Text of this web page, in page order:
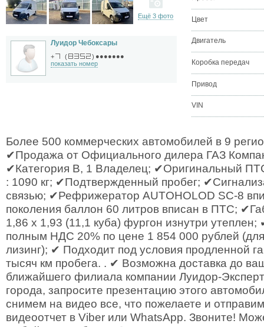
Ещё 3 фото
Луидор Чебоксары
+ ( ) ●●●●●●●
показать номер
Цвет
Двигатель
Коробка передач
Привод
VIN
Более 500 коммерческих автомобилей в 9
✔Продажа от Официального дилера ГАЗ
✔Категория B, 1 Владелец; ✔Оригинальный
: 1090 кг; ✔Подтвержденный пробег;
связью; ✔Рефрижератор AUTOHOLOD SC-8
поколения баллон 60 литров вписан в ПТС;
1,86 х 1,93 (11,1 куба) фургон изнутри
полным НДС 20% по цене 1 854 000 рублей
лизинг); ✔ Подходит под условия продленной
тысяч км пробега. . ✔ Возможна доставка до
ближайшего филиала компании Луидор-
города, запросите презентацию этого
снимем на видео все, что пожелаете и
видеоотчет в Viber или WhatsApp. Звоните!